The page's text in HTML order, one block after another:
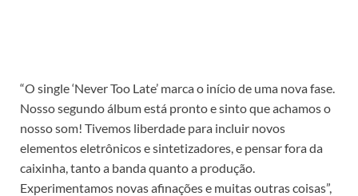
“O single ‘Never Too Late’ marca o início de uma nova fase.
Nosso segundo álbum está pronto e sinto que achamos o
nosso som! Tivemos liberdade para incluir novos
elementos eletrônicos e sintetizadores, e pensar fora da
caixinha, tanto a banda quanto a produção.
Experimentamos novas afinações e muitas outras coisas”,